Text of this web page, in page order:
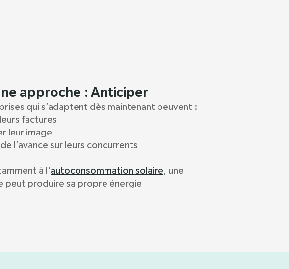
approche : Anticiper
qui s’adaptent dès maintenant peuvent :
factures
leur image
l’avance sur leurs concurrents
à l'autoconsommation solaire, une
peut produire sa propre énergie